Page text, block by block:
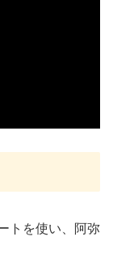
トを使い、阿弥